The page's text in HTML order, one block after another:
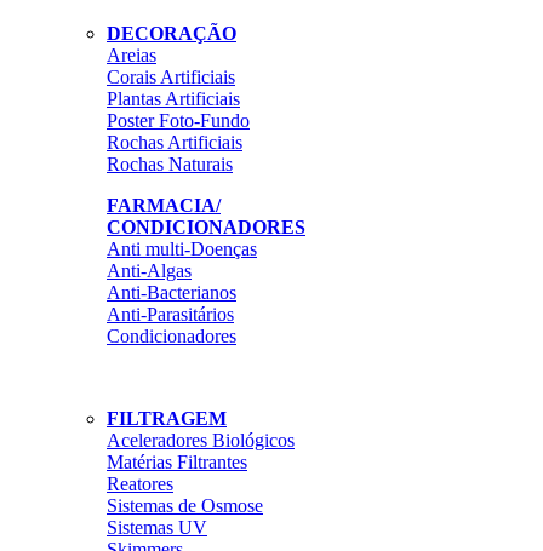
DECORAÇÃO
Areias
Corais Artificiais
Plantas Artificiais
Poster Foto-Fundo
Rochas Artificiais
Rochas Naturais
FARMACIA/
CONDICIONADORES
Anti multi-Doenças
Anti-Algas
Anti-Bacterianos
Anti-Parasitários
Condicionadores
FILTRAGEM
Aceleradores Biológicos
Matérias Filtrantes
Reatores
Sistemas de Osmose
Sistemas UV